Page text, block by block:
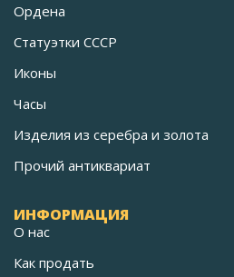
Ордена
Статуэтки СССР
Иконы
Часы
Изделия из серебра и золота
Прочий антиквариат
ИНФОРМАЦИЯ
О нас
Как продать